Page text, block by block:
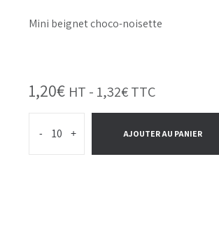
Mini beignet choco-noisette
1,20€ HT - 1,32€TTC
- + AJOUTER AU PANIER